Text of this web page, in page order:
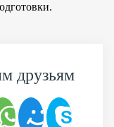
друзьям